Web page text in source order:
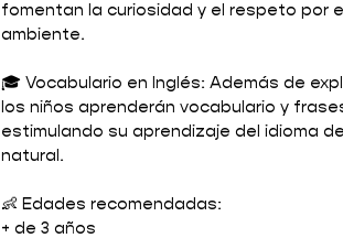
fomentan la curiosidad y el respeto por
ambiente.
🎓 Vocabulario en Inglés: Además de
los niños aprenderán vocabulario y
estimulando su aprendizaje del idioma
natural.
👶 Edades recomendadas:
+ de 3 años